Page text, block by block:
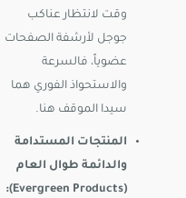
وقت لانتظار عناكب
جوجل لأرشفة الصفحات
عضوياً، فالسرعة
والاستحواذ الفوري هما
سيدا الموقف هنا.
المنتجات المستدامة
والدائمة طوال العام
(Evergreen Products):